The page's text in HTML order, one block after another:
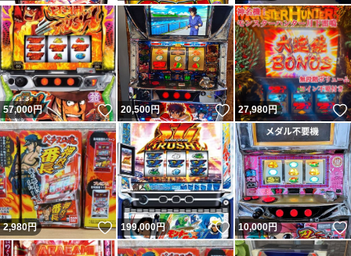
57,000円 いいね！
20,500円 いいね！
27,980円
2,980円 いいね！
199,000円 いいね！
10,000円